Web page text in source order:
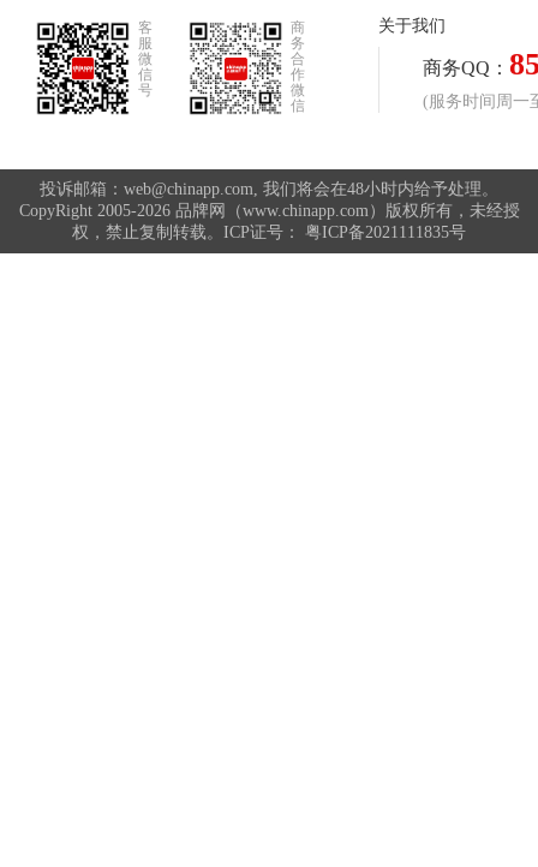
客
服
微
信
号
商
务
合
作
微
信
关于我们
商务QQ：
(服务时间周一
投诉邮箱：web@chinapp.com, 我们将会在48小时内给予处理。
CopyRight 2005-2026 品牌网（www.chinapp.com）版权所有，未经授
权，禁止复制转载。ICP证号： 粤ICP备2021111835号